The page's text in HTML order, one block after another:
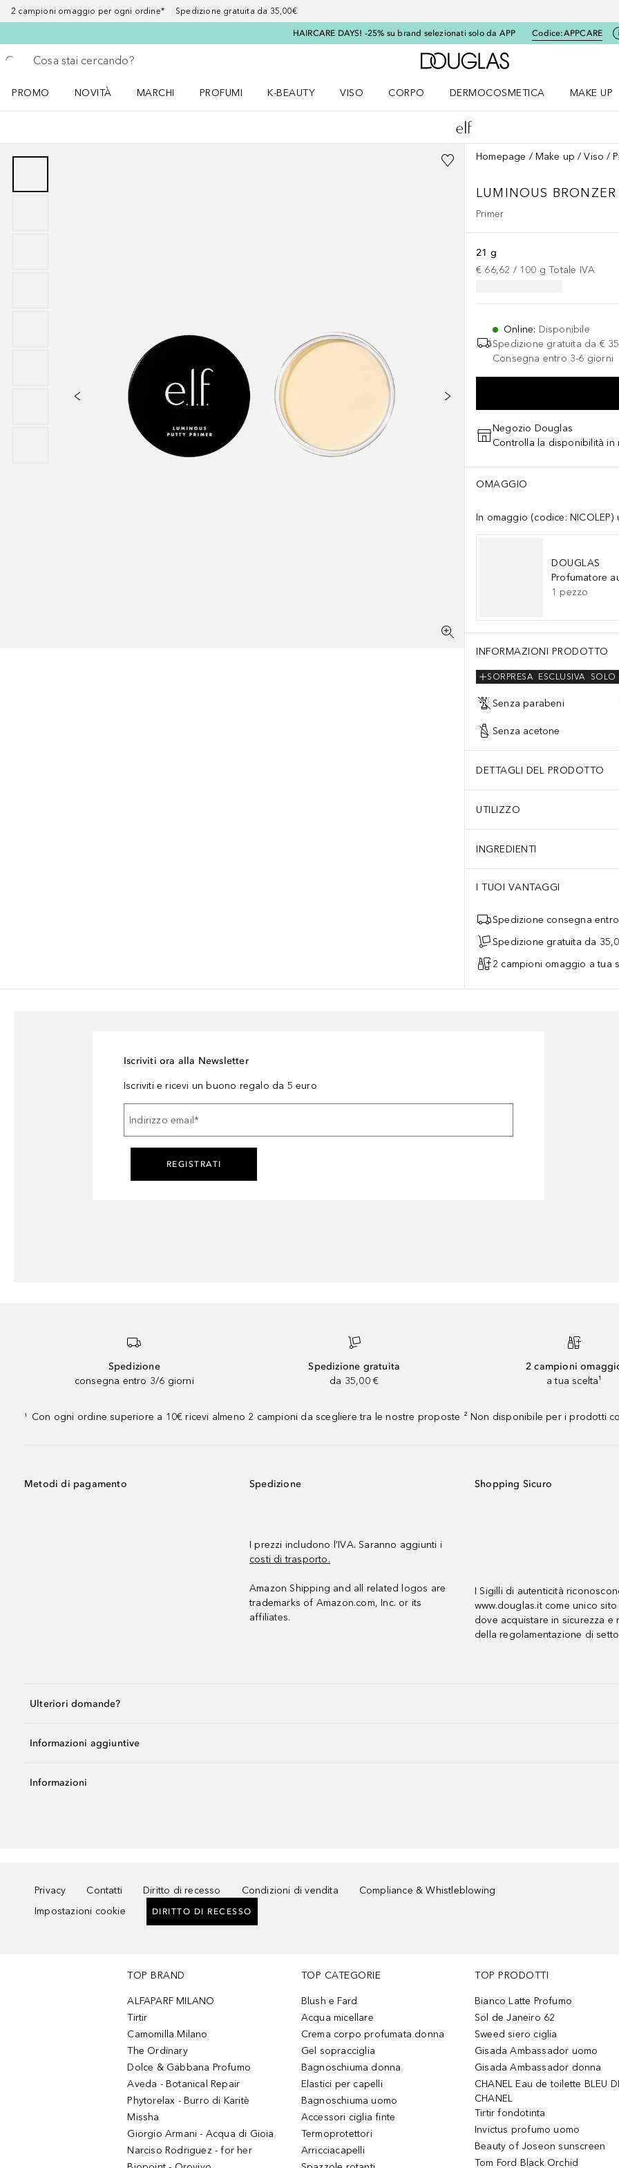
2 campioni omaggio per ogni ordine* Spedizione gratuita da 35,00€
HAIRCARE DAYS! -25% su brand selezionati solo da APP Codice:APPCARE
Torna indietro
Esegui ricerca
A Douglas Home
PROMO
NOVITÀ
MARCHI
PROFUMI
K-BEAUTY
VISO
CORPO
DERMOCOSMETICA
MAKE UP
Homepage Make up Viso
LUMINOUS BRONZER
Primer
21 g
€ 66,62 / 100 g Totale IVA
Online: Disponibile
Spedizione gratuita da €
Consegna entro 3-6 giorni
Negozio Douglas
Controlla la disponibilità in
OMAGGIO
In omaggio (codice:
DOUGLAS
Profumatore
1 pezzo
INFORMAZIONI PRODOTTO
SOLO
ESCLUSIVA
SORPRESA
Senza parabeni
Senza acetone
DETTAGLI DEL PRODOTTO
UTILIZZO
INGREDIENTI
I TUOI VANTAGGI
Spedizione consegna
Spedizione gratuita da
2 campioni omaggio a tua
Iscriviti ora alla Newsletter
Iscriviti e ricevi un buono regalo da 5 euro
Indirizzo email *
REGISTRATI
Spedizione
consegna entro 3/6 giorni
Spedizione gratuita
da 35,00 €
2 campioni
a tua scelta¹
¹ Con ogni ordine superiore a 10€ ricevi almeno 2 campioni da scegliere tra le nostre proposte ² Non disponibile per i prodotti
Metodi di pagamento Spedizione
I prezzi includono l’IVA. Saranno aggiunti i
costi di trasporto.
Amazon Shipping and all related logos are
trademarks of Amazon.com, Inc. or its
affiliates.
Shopping Sicuro
I Sigilli di autenticità
www.douglas.it come unico
dove acquistare in sicurezza e
della regolamentazione di
Ulteriori domande?
Informazioni aggiuntive
Informazioni
Privacy Contatti Diritto di recesso Condizioni di vendita
Compliance & Whistleblowing
Impostazioni cookie
DIRITTO DI RECESSO
TOP BRAND
ALFAPARF MILANO
Tirtir
Camomilla Milano
The Ordinary
Dolce & Gabbana Profumo
Aveda - Botanical Repair
Phytorelax - Burro di Karitè
Missha
Giorgio Armani - Acqua di Gioia
Narciso Rodriguez - for her
TOP CATEGORIE
Blush e Fard
Acqua micellare
Crema corpo profumata donna
Gel sopracciglia
Bagnoschiuma donna
Elastici per capelli
Bagnoschiuma uomo
Accessori ciglia finte
Termoprotettori
Arricciacapelli
TOP PRODOTTI
Bianco Latte Profumo
Sol de Janeiro 62
Sweed siero ciglia
Gisada Ambassador uomo
Gisada Ambassador donna
CHANEL Eau de toilette BLEU
CHANEL
Tirtir fondotinta
Invictus profumo uomo
Beauty of Joseon sunscreen
Tom Ford Black Orchid